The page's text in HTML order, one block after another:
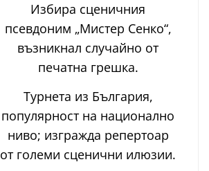
Избира сценичния
псевдоним „Мистер Сенко“,
възникнал случайно от
печатна грешка.
Турнета из България,
популярност на национално
ниво; изгражда репертоар
от големи сценични илюзии.